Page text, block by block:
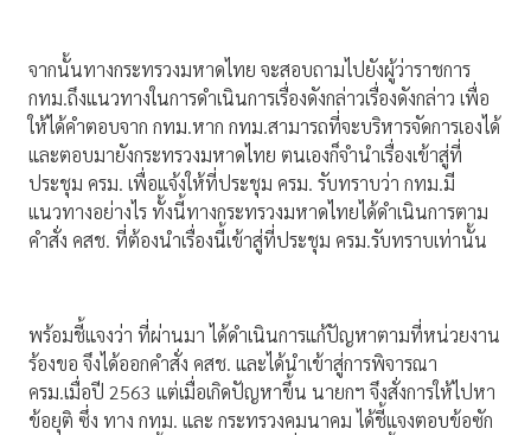
จากนั้นทางกระทรวงมหาดไทย จะสอบถามไปยังผู้ว่าราชการ
กทม.ถึงแนวทางในการดำเนินการเรื่องดังกล่าวเรื่องดังกล่าว เพื่อ
ให้ได้คำตอบจาก กทม.หาก กทม.สามารถที่จะบริหารจัดการเองได้
และตอบมายังกระทรวงมหาดไทย ตนเองก็จำนำเรื่องเข้าสู่ที่
ประชุม ครม. เพื่อแจ้งให้ที่ประชุม ครม. รับทราบว่า กทม.มี
แนวทางอย่างไร ทั้งนี้ทางกระทรวงมหาดไทยได้ดำเนินการตาม
คำสั่ง คสช. ที่ต้องนำเรื่องนี้เข้าสู่ที่ประชุม ครม.รับทราบเท่านั้น
พร้อมชี้แจงว่า ที่ผ่านมา ได้ดำเนินการแก้ปัญหาตามที่หน่วยงาน
ร้องขอ จึงได้ออกคำสั่ง คสช. และได้นำเข้าสู่การพิจารณา
ครม.เมื่อปี 2563 แต่เมื่อเกิดปัญหาขึ้น นายกฯ จึงสั่งการให้ไปหา
ข้อยุติ ซึ่ง ทาง กทม. และ กระทรวงคมนาคม ได้ชี้แจงตอบข้อซัก